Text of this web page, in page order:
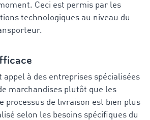
Ceci est permis par les
technologiques au niveau du
appel à des entreprises spécialisées
marchandises plutôt que les
processus de livraison est bien plus
selon les besoins spécifiques du